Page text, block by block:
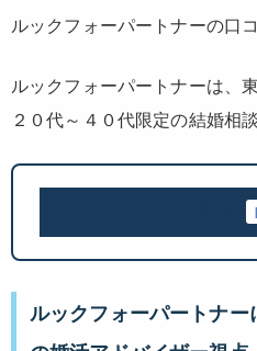
ルックフォーパートナーの口
ルックフォーパートナーは、
２０代～４０代限定の結婚相
ルックフォーパートナー